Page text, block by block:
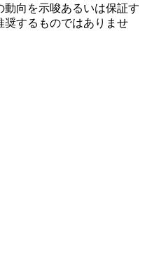
動向を示唆あるいは保証す
奨するものではありませ